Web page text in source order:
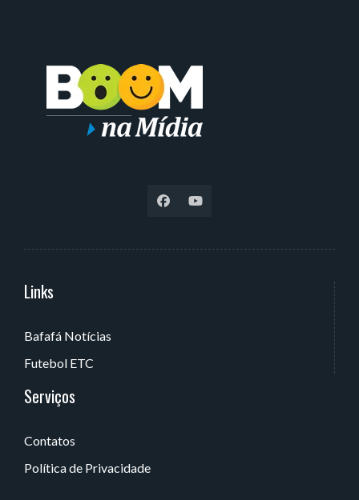
Links
Bafafá Notícias
Futebol ETC
Serviços
Contatos
Política de Privacidade
Serviços